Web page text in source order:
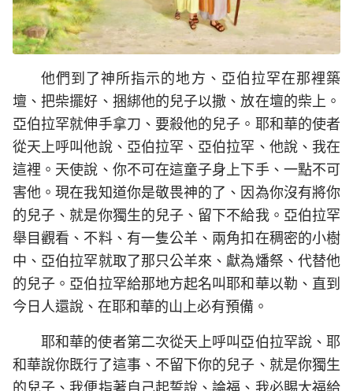
他們到了神所指示的地方、亞伯拉罕在那裡築
壇、把柴擺好、捆綁他的兒子以撒、放在壇的柴上。
亞伯拉罕就伸手拿刀、要殺他的兒子。耶和華的使者
從天上呼叫他說、亞伯拉罕、亞伯拉罕、他說、我在
這裡。天使說、你不可在這童子身上下手、一點不可
害他。現在我知道你是敬畏神的了、因為你沒有將你
的兒子、就是你獨生的兒子、留下不給我。亞伯拉罕
舉目觀看、不料、有一隻公羊、兩角扣在稠密的小樹
中、亞伯拉罕就取了那只公羊來、獻為燔祭、代替他
的兒子。亞伯拉罕給那地方起名叫耶和華以勒、直到
今日人還說、在耶和華的山上必有預備。
耶和華的使者第二次從天上呼叫亞伯拉罕說、耶
和華說你既行了這事、不留下你的兒子、就是你獨生
的兒子、我便指著自己起誓說、論福、我必賜大福給